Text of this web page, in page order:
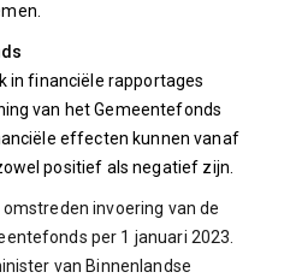
in financiële rapportages
van het Gemeentefonds
effecten kunnen vanaf
positief als negatief zijn.
invoering van de
per 1 januari 2023.
van Binnenlandse